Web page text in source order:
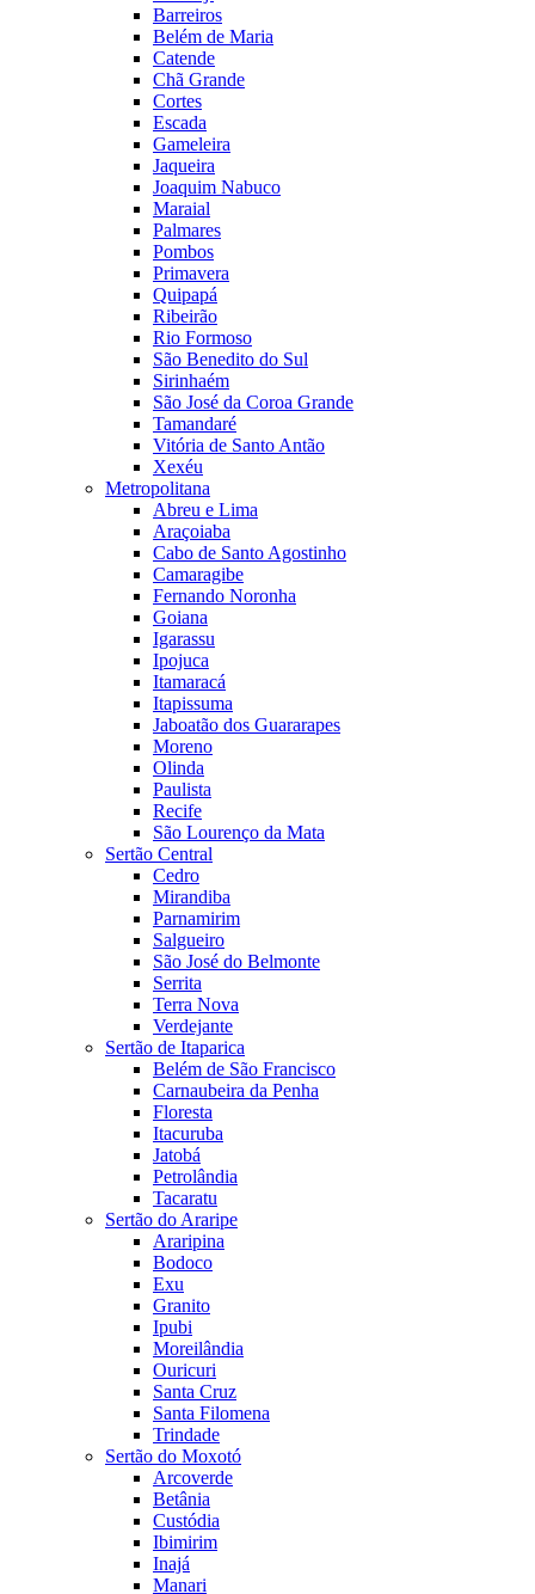
Barreiros
Belém de Maria
Catende
Chã Grande
Cortes
Escada
Gameleira
Jaqueira
Joaquim Nabuco
Maraial
Palmares
Pombos
Primavera
Quipapá
Ribeirão
Rio Formoso
São Benedito do Sul
Sirinhaém
São José da Coroa Grande
Tamandaré
Vitória de Santo Antão
Xexéu
Metropolitana
Abreu e Lima
Araçoiaba
Cabo de Santo Agostinho
Camaragibe
Fernando Noronha
Goiana
Igarassu
Ipojuca
Itamaracá
Itapissuma
Jaboatão dos Guararapes
Moreno
Olinda
Paulista
Recife
São Lourenço da Mata
Sertão Central
Cedro
Mirandiba
Parnamirim
Salgueiro
São José do Belmonte
Serrita
Terra Nova
Verdejante
Sertão de Itaparica
Belém de São Francisco
Carnaubeira da Penha
Floresta
Itacuruba
Jatobá
Petrolândia
Tacaratu
Sertão do Araripe
Araripina
Bodoco
Exu
Granito
Ipubi
Moreilândia
Ouricuri
Santa Cruz
Santa Filomena
Trindade
Sertão do Moxotó
Arcoverde
Betânia
Custódia
Ibimirim
Inajá
Manari